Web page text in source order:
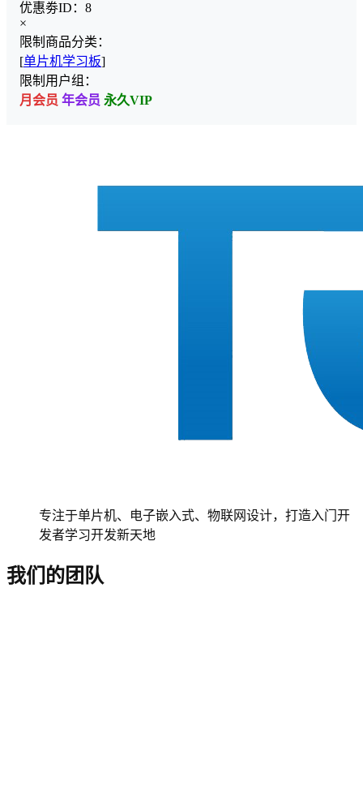
优惠劵ID： 8
×
限制商品分类：
[单片机学习板]
限制用户组：
月会员 年会员 永久VIP
专注于单片机、电子嵌入式、物联网设计，打造入门开
发者学习开发新天地
我们的团队